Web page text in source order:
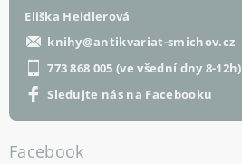
Eliška Heidlerová
knihy@antikvariat-smichov.cz
773 868 005 (ve všední dny 8-12h)
Sledujte nás na Facebooku
Facebook